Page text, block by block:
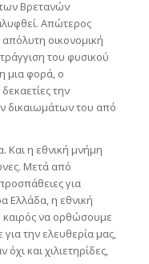
Βρετανών
Απώτερος
οικονομική
του φυσικού
μια φορά, ο
την
δικαιωμάτων του από
Και η εθνική μνήμη
Μετά από
για
Ελλάδα, η εθνική
να ορθώσουμε
την ελευθερία μας,
και χιλιετηρίδες,